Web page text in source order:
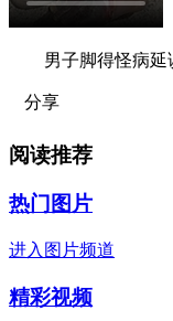
男子脚得怪病延
分享
阅读推荐
热门图片
进入图片频道
精彩视频